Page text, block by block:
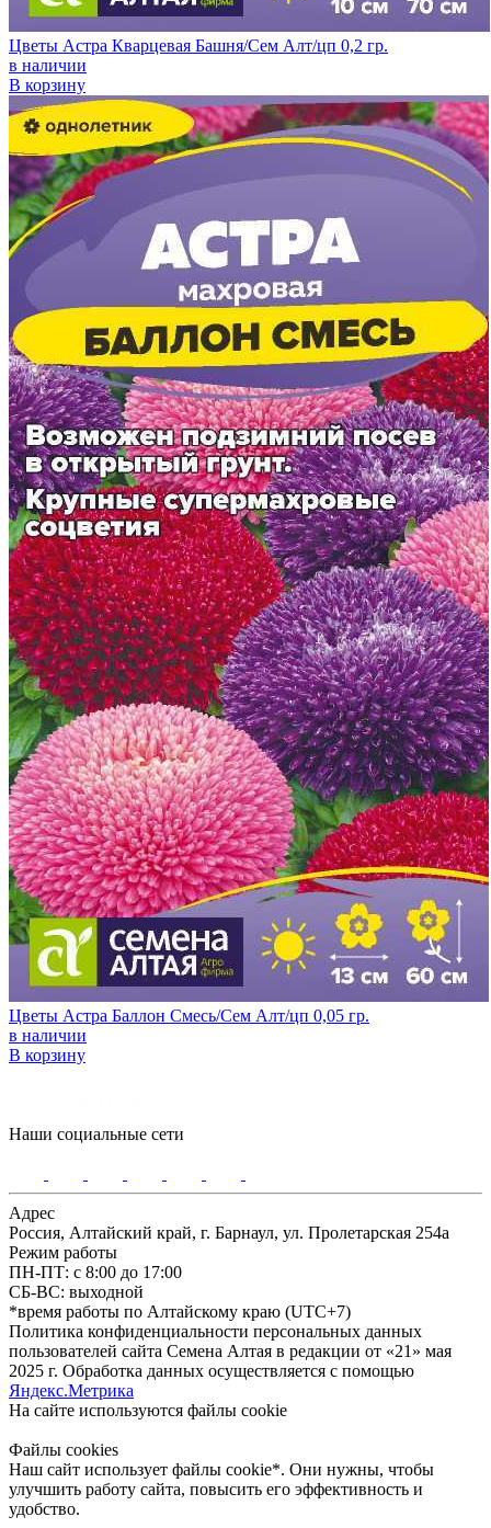
Цветы Астра Кварцевая Башня/Сем Алт/цп 0,2 гр.
в наличии
В корзину
Цветы Астра Баллон Смесь/Сем Алт/цп 0,05 гр.
в наличии
В корзину
Наши социальные сети
Адрес
Россия, Алтайский край, г. Барнаул, ул. Пролетарская 254а
Режим работы
ПН-ПТ: с 8:00 до 17:00
СБ-ВС: выходной
*время работы по Алтайскому краю (UTC+7)
Политика конфиденциальности персональных данных
пользователей сайта Семена Алтая в редакции от «21» мая
2025 г. Обработка данных осуществляется с помощью
Яндекс.Метрика
На сайте используются файлы сookie
Файлы cookies
Наш сайт использует файлы cookie*. Они нужны, чтобы
улучшить работу сайта, повысить его эффективность и
удобство.